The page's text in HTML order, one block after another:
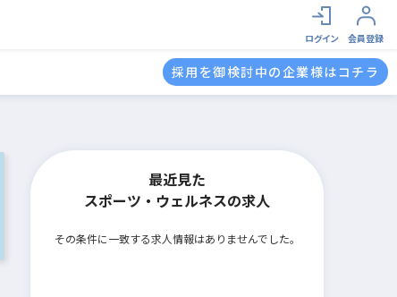
ログイン 会員登録
採用を御検討中の企業様はコチラ
最近見た
スポーツ・ウェルネスの求人
その条件に一致する求人情報はありませんでした。